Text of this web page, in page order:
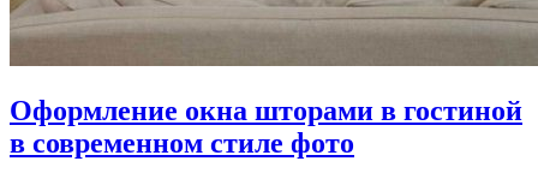
Оформление окна шторами в гостиной
в современном стиле фото